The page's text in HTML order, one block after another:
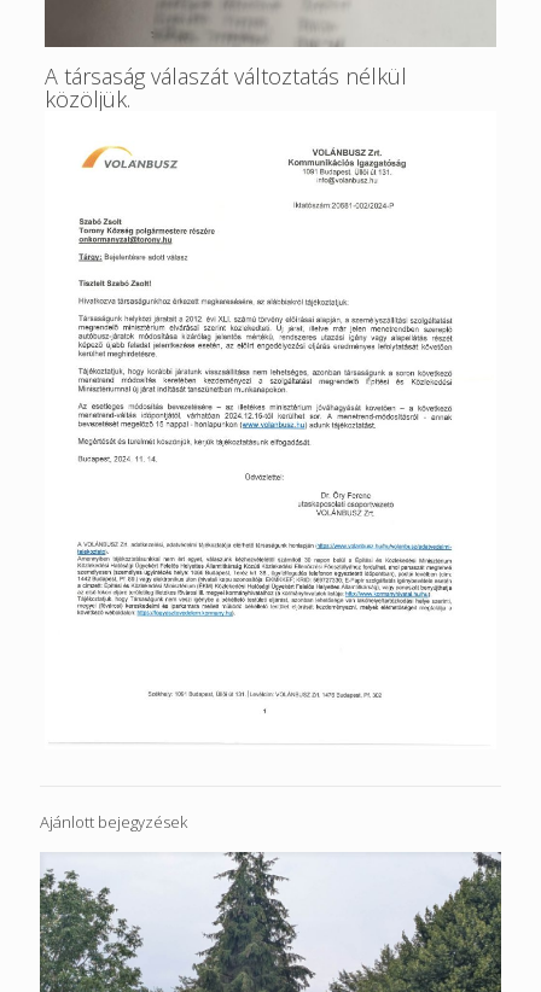
A társaság válaszát változtatás nélkül
közöljük.
Ajánlott bejegyzések